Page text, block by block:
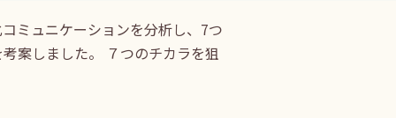
ミュニケーションを分析し、7つ
案しました。 ７つのチカラを狙